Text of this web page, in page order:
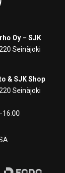
Oy – SJK
Seinäjoki
& SJK Shop
Seinäjoki